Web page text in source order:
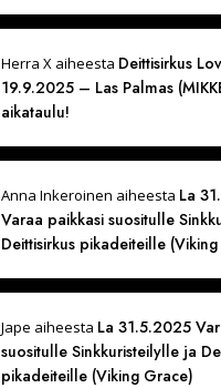
Herra Xaiheesta Deittisirkus
19.9.2025 – Las Palmas
aikataulu!
Anna Inkeroinen aiheesta La
Varaa paikkasi suositulle
Deittisirkus pikadeiteille
Jape aiheesta La 31.5.2025
suositulle Sinkkuristeilylle ja
pikadeiteille (Viking Grace)